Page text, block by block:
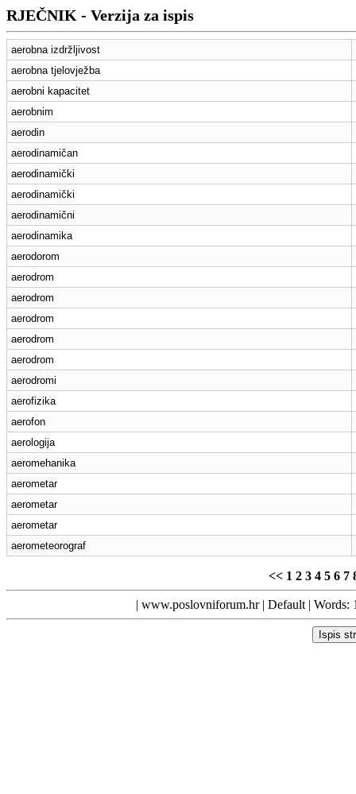
RJEČNIK - Verzija za ispis
aerobna izdržljivost
aerobna tjelovježba
aerobni kapacitet
aerobnim
aerodin
aerodinamičan
aerodinamički
aerodinamički
aerodinamični
aerodinamika
aerodorom
aerodrom
aerodrom
aerodrom
aerodrom
aerodrom
aerodromi
aerofizika
aerofon
aerologija
aeromehanika
aerometar
aerometar
aerometar
aerometeorograf
<< 1 2 3 4 5 6 7
| www.poslovniforum.hr| Default | Words: